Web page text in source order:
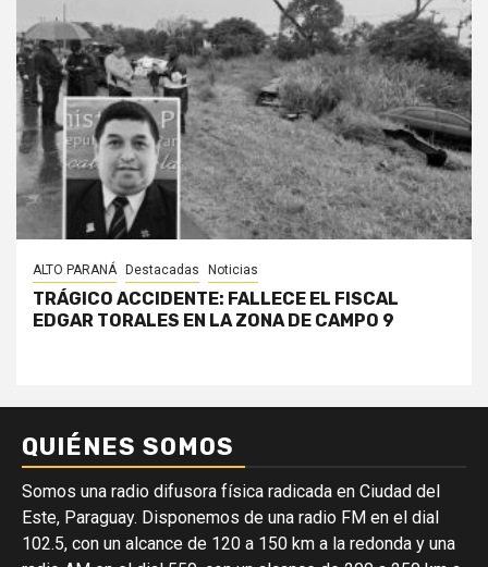
ALTO PARANÁ Destacadas Noticias
TRÁGICO ACCIDENTE: FALLECE EL FISCAL
EDGAR TORALES EN LA ZONA DE CAMPO 9
QUIÉNES SOMOS
Somos una radio difusora física radicada en Ciudad del
Este, Paraguay. Disponemos de una radio FM en el dial
102.5, con un alcance de 120 a 150 km a la redonda y una